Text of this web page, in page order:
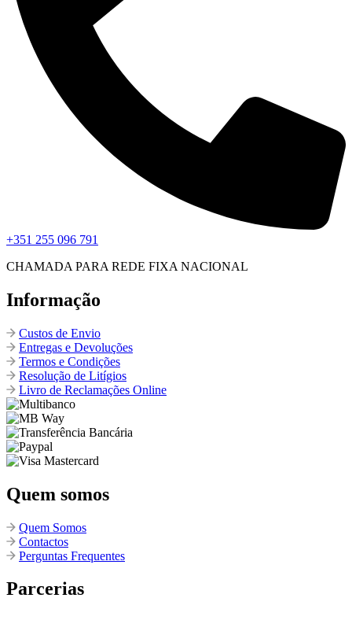
+351 255 096 791
CHAMADA PARA REDE FIXA NACIONAL
Informação
Custos de Envio
Entregas e Devoluções
Termos e Condições
Resolução de Litígios
Livro de Reclamações Online
Quem somos
Quem Somos
Contactos
Perguntas Frequentes
Parcerias